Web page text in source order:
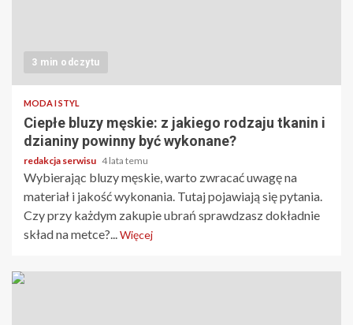
3 min odczytu
MODA I STYL
Ciepłe bluzy męskie: z jakiego rodzaju tkanin i
dzianiny powinny być wykonane?
redakcja serwisu 4 lata temu
Wybierając bluzy męskie, warto zwracać uwagę na
materiał i jakość wykonania. Tutaj pojawiają się pytania.
Czy przy każdym zakupie ubrań sprawdzasz dokładnie
skład na metce?...Więcej